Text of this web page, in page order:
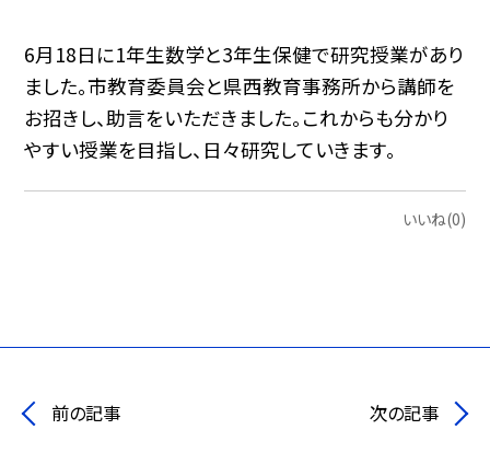
6月18日に1年生数学と3年生保健で研究授業があり
ました。市教育委員会と県西教育事務所から講師を
お招きし、助言をいただきました。これからも分かり
やすい授業を目指し、日々研究していきます。
いいね(0)
前の記事 次の記事